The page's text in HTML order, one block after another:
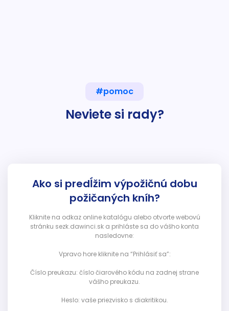
#pomoc
Neviete si rady?
Ako si predĺžim výpožičnú dobu
požičaných kníh?
Kliknite na odkaz online katalógu alebo otvorte webovú
stránku sezk.dawinci.sk a prihláste sa do vášho konta
nasledovne:
Vpravo hore kliknite na “Prihlásiť sa”:
Číslo preukazu: číslo čiarového kódu na zadnej strane
vášho preukazu.
Heslo: vaše priezvisko s diakritikou.